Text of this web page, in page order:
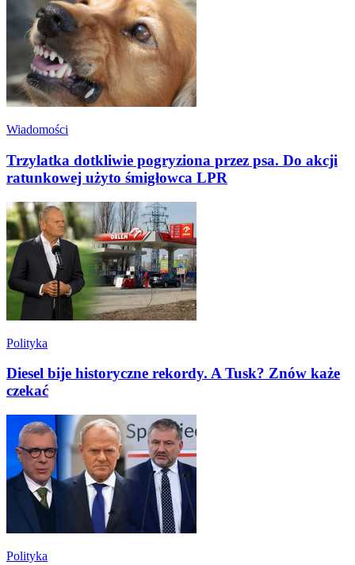
Wiadomości
Trzylatka dotkliwie pogryziona przez psa. Do akcji
ratunkowej użyto śmigłowca LPR
Polityka
Diesel bije historyczne rekordy. A Tusk? Znów każe
czekać
Polityka